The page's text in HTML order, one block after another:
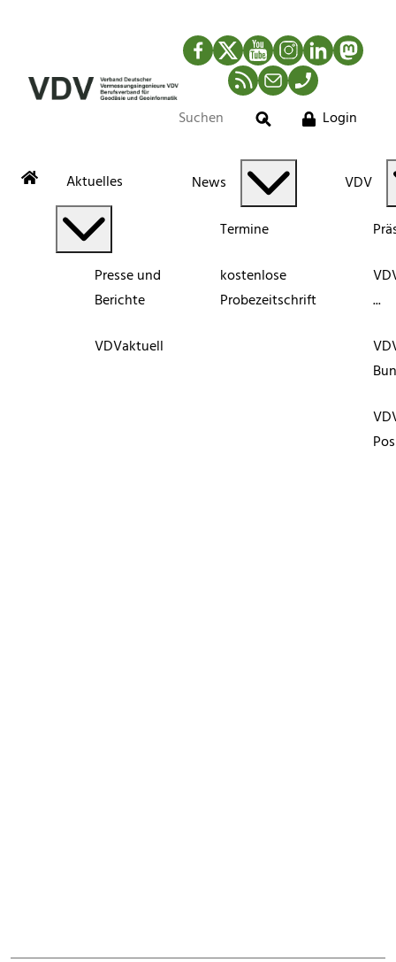
Facebook
TwitterYouTubeInstagram
LinkedIn
RSS-Newsfeed
MailTelefon
Suche
Login
Aktuelles
Presse und
Berichte
VDVaktuell
News
Termine
kostenlose
Probezeitschrift
VDV
...